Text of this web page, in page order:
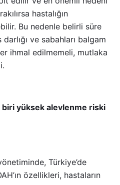
hastalığın
Bu nedenle belirli süre
ve sabahları balgam
ihmal edilmemeli, mutlaka
biri yüksek alevlenme riski
Türkiye’de
özellikleri, hastaların